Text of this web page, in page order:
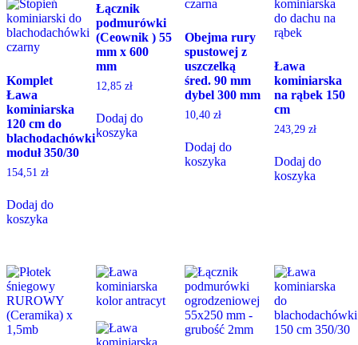
Komplet
Ława
kominiarska
120 cm do
blachodachówki
moduł 350/30
154,51 zł
Dodaj do
koszyka
Łącznik
podmurówki
(Ceownik ) 55
mm x 600
mm
12,85 zł
Dodaj do
koszyka
Obejma rury
spustowej z
uszczelką
śred. 90 mm
dybel 300 mm
10,40zł
Dodaj do
koszyka
Ława
kominiarska
na rąbek 150
cm
243,29 zł
Dodaj do
koszyka